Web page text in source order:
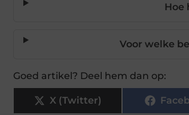
Hoe
Voor welke
Goed artikel? Deel hem dan op:
X (Twitter)